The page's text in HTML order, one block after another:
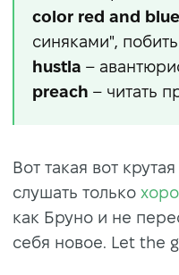
color red and blue
синяками", побить
hustla –
preach – читать
Вот такая вот
слушать только
как Бруно и не
себя новое. Let the